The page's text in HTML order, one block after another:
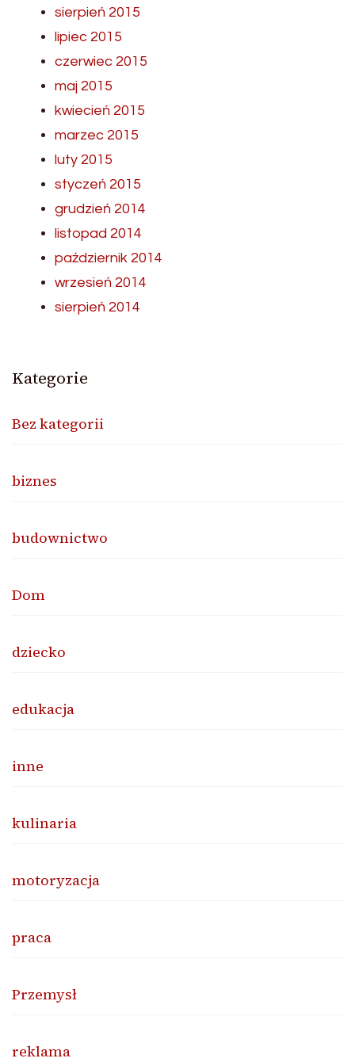
sierpień 2015
lipiec 2015
czerwiec 2015
maj 2015
kwiecień 2015
marzec 2015
luty 2015
styczeń 2015
grudzień 2014
listopad 2014
październik 2014
wrzesień 2014
sierpień 2014
Kategorie
Bez kategorii
biznes
budownictwo
Dom
dziecko
edukacja
inne
kulinaria
motoryzacja
praca
Przemysł
reklama